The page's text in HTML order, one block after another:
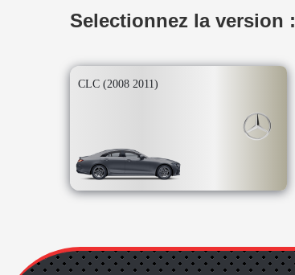
Selectionnez la version :
CLC (2008 2011)